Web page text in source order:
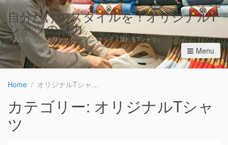
自分だけのスタイルを！オリジナルT
シャツの魅力
「あなたらしさを輝かせる、オリジナリティ溢れるTシャツ」
Menu
Home オリジナルTシャツ
カテゴリー: オリジナルTシャ
ツ